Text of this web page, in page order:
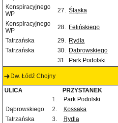
Konspiracyjnego
WP
27. Śląska
Konspiracyjnego
WP
28. Felińskiego
Tatrzańska 29. Rydla
Tatrzańska
30. Dąbrowskiego
31. Park Podolski
Dw. Łódź Chojny
ULICA PRZYSTANEK
1.
Park Podolski
Dąbrowskiego
2. Kossaka
Tatrzańska
3. Rydla